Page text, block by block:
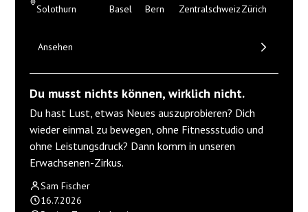
Solothurn
Basel
Bern
ZentralschweizZürich
Ansehen
Du musst nichts können, wirklich nicht.
Du hast Lust, etwas Neues auszuprobieren? Dich
wieder einmal zu bewegen, ohne Fitnessstudio und
ohne Leistungsdruck? Dann komm in unseren
Erwachsenen-Zirkus.
Sam Fischer
16.7.2026